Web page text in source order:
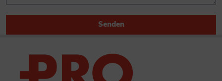
Senden